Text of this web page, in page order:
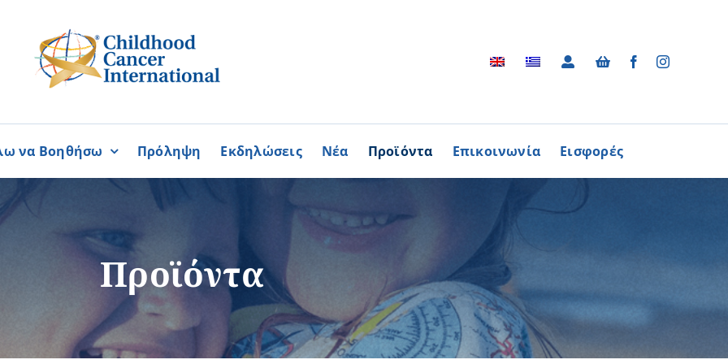
Παγκύπρια Συμμαχία Σπάνιων Παθήσεων
Παγκύπριο Συντονιστικό Συμβούλιο Εθελοντισμού
Ομοσπονδία Συνδέσμων Ασθενών Κύπρου
Φλόγα Ελλάδος
Φωτογραφικό Αρχείο
Βίντεο
Ραδιοφωνικές Διαφημίσεις
Διαφημίσεις / Φυλλάδια
Τα Τραγούδια
να Βοηθήσω
ΓΙΝΟΜΑΙ
Περισσότερα
ΓΙΝΟΜΑΙ
ΕΘΕΛΟΝΤΗΣ
Περισσότερα
ΑΓΟΡΑΖΩ
ΠΡΟΙΟΝΤΑ
Περισσότερα
Πρόληψη Εκδηλώσεις Νέα Προϊόντα Επικοινωνία Εισφορές
Προϊόντα